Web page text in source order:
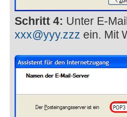
Schritt 4: Unter E-
xxx@yyy.zzz ein. Mit